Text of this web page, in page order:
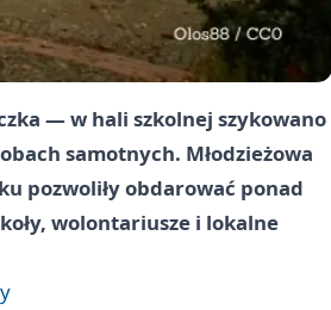
— w hali szkolnej szykowano
samotnych. Młodzieżowa
pozwoliły obdarować ponad
wolontariusze i lokalne